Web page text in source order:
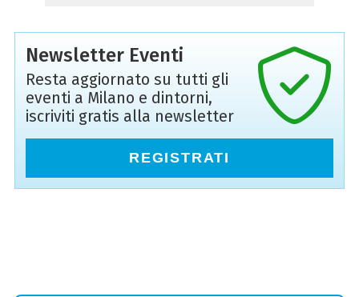
Newsletter Eventi
Resta aggiornato su tutti gli
eventi a Milano e dintorni,
iscriviti gratis alla newsletter
REGISTRATI